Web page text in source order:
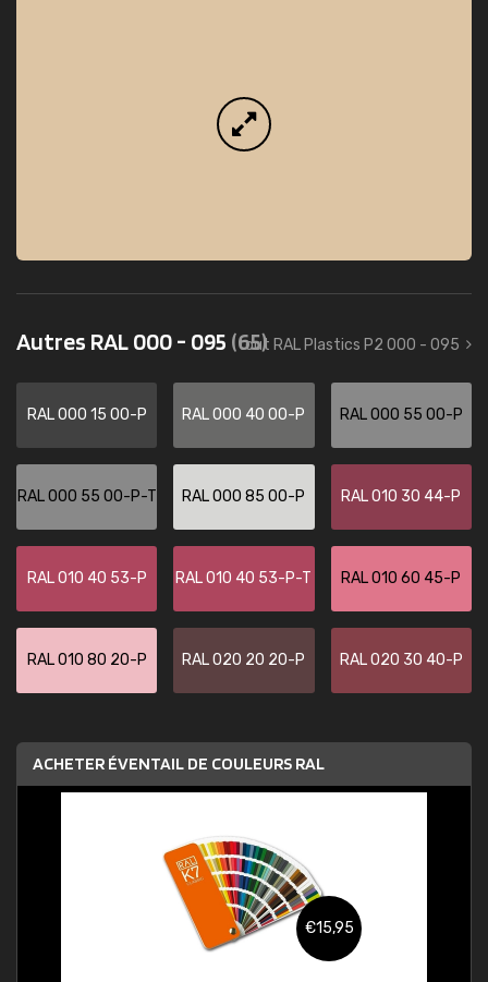
Autres RAL 000 - 095 (65)
tout RAL Plastics P2 000 - 095
RAL 000 15 00-P RAL 000 40 00-P RAL 000 55 00-P
RAL 000 55 00-P-T RAL 000 85 00-P RAL 010 30 44-P
RAL 010 40 53-P RAL 010 40 53-P-T RAL 010 60 45-P
RAL 010 80 20-P RAL 020 20 20-P RAL 020 30 40-P
ACHETER ÉVENTAIL DE COULEURS RAL
€15,95